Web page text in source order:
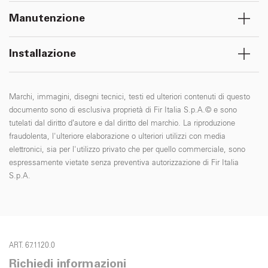
Manutenzione
Installazione
Marchi, immagini, disegni tecnici, testi ed ulteriori contenuti di questo
documento sono di esclusiva proprietà di Fir Italia S.p.A.© e sono
tutelati dal diritto d’autore e dal diritto del marchio. La riproduzione
fraudolenta, l'ulteriore elaborazione o ulteriori utilizzi con media
elettronici, sia per l'utilizzo privato che per quello commerciale, sono
espressamente vietate senza preventiva autorizzazione di Fir Italia
S.p.A.
ART. 67.1120.0
Richiedi informazioni